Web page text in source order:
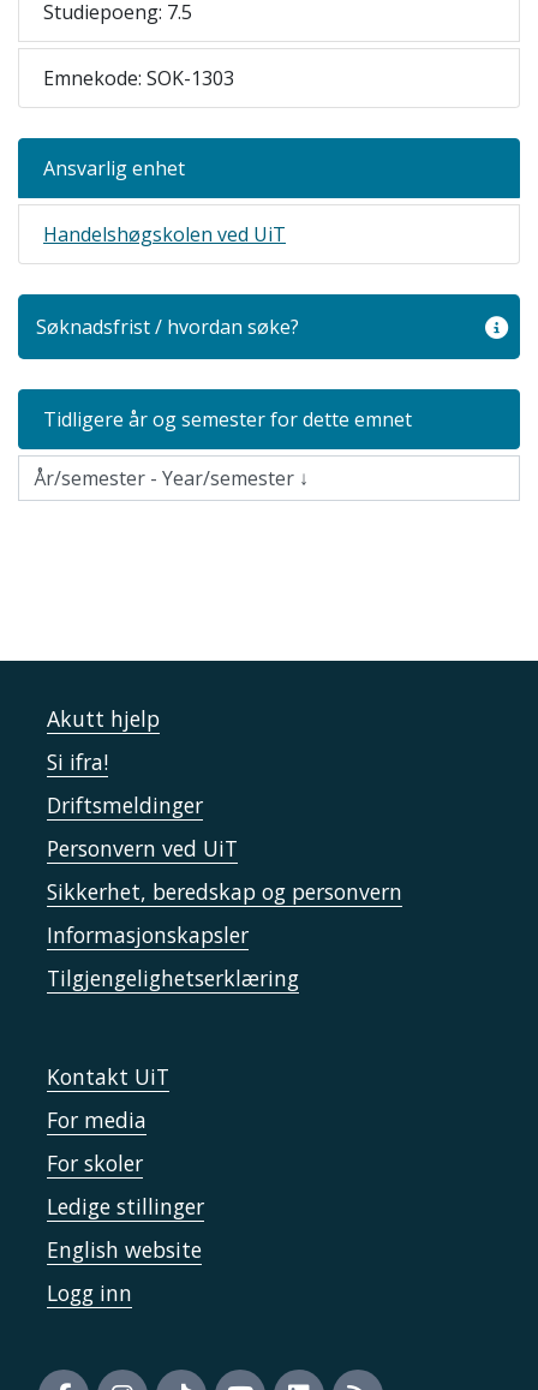
Studiepoeng: 7.5
Emnekode: SOK-1303
Ansvarlig enhet
Handelshøgskolen ved UiT
Søknadsfrist / hvordan søke?
Tidligere år og semester for dette emnet
Akutt hjelp
Si ifra!
Driftsmeldinger
Personvern ved UiT
Sikkerhet, beredskap og personvern
Informasjonskapsler
Tilgjengelighetserklæring
Kontakt UiT
For media
For skoler
Ledige stillinger
English website
Logg inn